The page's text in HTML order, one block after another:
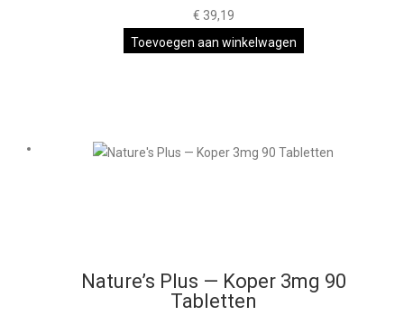
€ 39,19
Toevoegen aan winkelwagen
Nature’s Plus — Koper 3mg 90
Tabletten